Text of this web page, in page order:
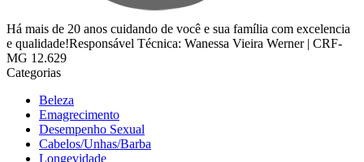
Há mais de 20 anos cuidando de você e sua família com excelencia
e qualidade!Responsável Técnica: Wanessa Vieira Werner | CRF-
MG 12.629
Categorias
Beleza
Emagrecimento
Desempenho Sexual
Cabelos/Unhas/Barba
Longevidade